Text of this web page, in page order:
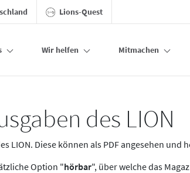
Lions-Quest
Wir helfen Mitmachen
des LION
LION. Diese können als PDF angesehen und
Option "hörbar", über welche das